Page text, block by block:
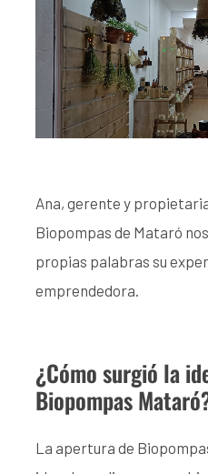
Ana, gerente y
Biopompas de Mataró nos
propias palabras su
emprendedora.
¿Cómo surgió la
Biopompas
La apertura de